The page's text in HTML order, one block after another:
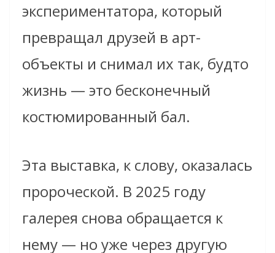
экспериментатора, который
превращал друзей в арт-
объекты и снимал их так, будто
жизнь — это бесконечный
костюмированный бал.
Эта выставка, к слову, оказалась
пророческой. В 2025 году
галерея снова обращается к
нему — но уже через другую